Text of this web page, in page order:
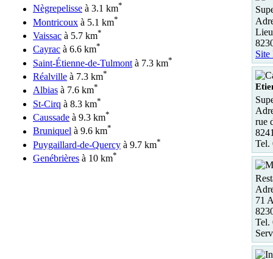
Nègrepelisse à 3.1 km*
Montricoux à 5.1 km*
Vaissac à 5.7 km*
Cayrac à 6.6 km*
Saint-Étienne-de-Tulmont à 7.3 km*
Réalville à 7.3 km*
Albias à 7.6 km*
St-Cirq à 8.3 km*
Caussade à 9.3 km*
Bruniquel à 9.6 km*
Puygaillard-de-Quercy à 9.7 km*
Genébrières à 10 km*
Site
rue
Tel.
71
Tel.